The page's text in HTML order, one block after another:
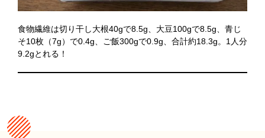
食物繊維は切り干し大根40gで8.5g、大豆100gで8.5g、青じ
そ10枚（7g）で0.4g、ご飯300gで0.9g、合計約18.3g。1人分
9.2gとれる！